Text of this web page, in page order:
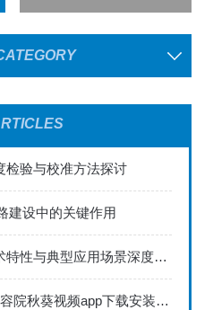
载
检验与校准方法探讨
建设中的关键作用
Mini-Max测定仪的技术特性与典型应用场景深度解读
秋葵视频app女人的美容院秋葵视频app下载安装735FN1.5正确的校准步骤